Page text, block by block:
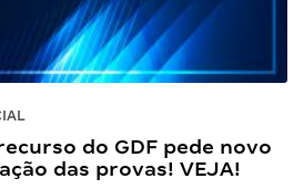
do GDF pede novo
das provas! VEJA!